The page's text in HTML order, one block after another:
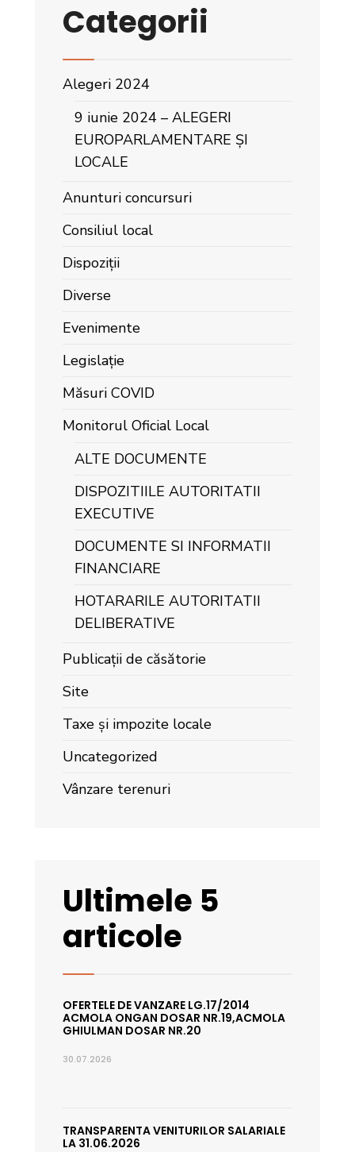
Categorii
Alegeri 2024
9 iunie 2024 – ALEGERI
EUROPARLAMENTARE ȘI
LOCALE
Anunturi concursuri
Consiliul local
Dispoziții
Diverse
Evenimente
Legislație
Măsuri COVID
Monitorul Oficial Local
ALTE DOCUMENTE
DISPOZITIILE AUTORITATII
EXECUTIVE
DOCUMENTE SI INFORMATII
FINANCIARE
HOTARARILE AUTORITATII
DELIBERATIVE
Publicații de căsătorie
Site
Taxe și impozite locale
Uncategorized
Vânzare terenuri
Ultimele 5
articole
OFERTELE DE VANZARE LG.17/2014
ACMOLA ONGAN DOSAR NR.19,ACMOLA
GHIULMAN DOSAR NR.20
30.07.2026
TRANSPARENTA VENITURILOR SALARIALE
LA 31.06.2026